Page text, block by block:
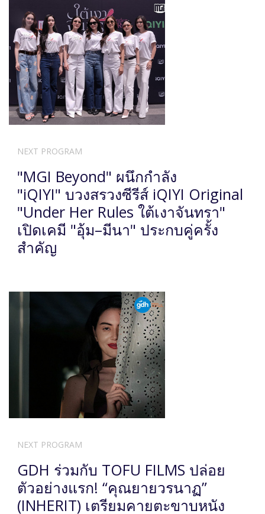
NEXT PROGRAM
"MGI Beyond" ผนึกกำลัง
"iQIYI" บวงสรวงซีรีส์ iQIYI Original
"Under Her Rules ใต้เงาจันทรา"
เปิดเคมี "อุ้ม–มีนา" ประกบคู่ครั้ง
สำคัญ
NEXT PROGRAM
GDH ร่วมกับ TOFU FILMS ปล่อย
ตัวอย่างแรก! “คุณยายวรนาฏ”
(INHERIT) เตรียมคายตะขาบหนัง